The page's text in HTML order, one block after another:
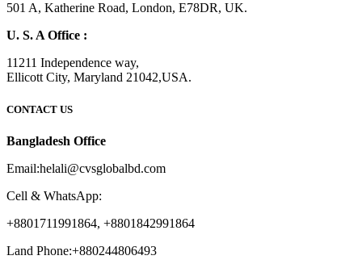
501 A, Katherine Road, London, E78DR, UK.
U. S. A Office :
11211 Independence way,
Ellicott City, Maryland 21042,USA.
CONTACT US
Bangladesh Office
Email:helali@cvsglobalbd.com
Cell & WhatsApp:
+8801711991864, +8801842991864
Land Phone:+880244806493